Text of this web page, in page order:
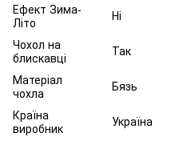
Ефект Зима-
Літо
Ні
Чохол на
блискавці
Так
Матеріал
чохла
Бязь
Країна
виробник
Україна